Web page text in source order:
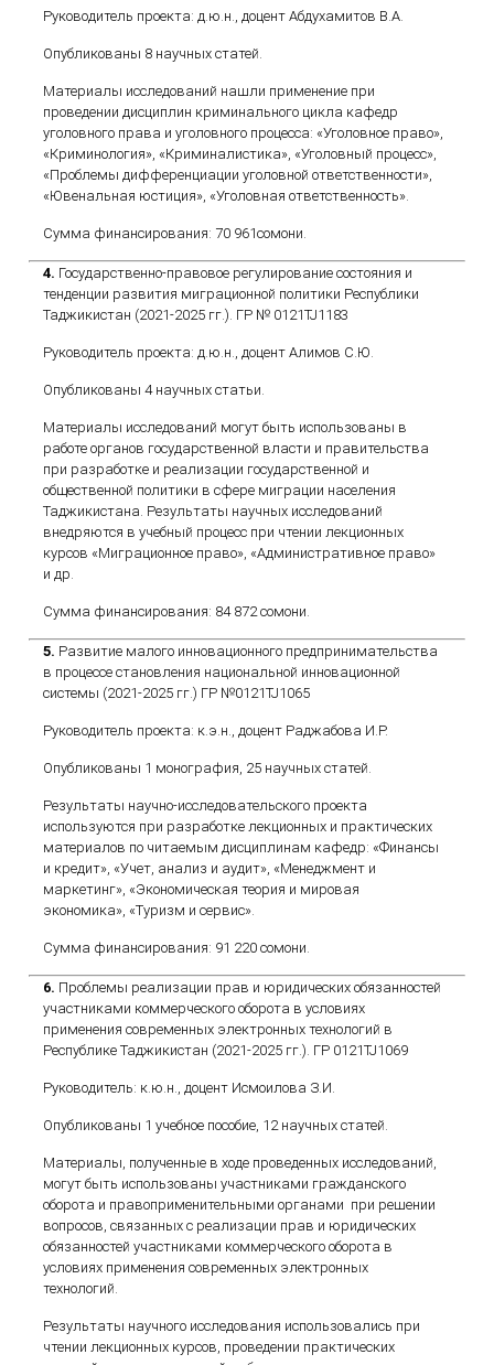
Руководитель проекта: д.ю.н., доцент Абдухамитов В.А.
Опубликованы 8 научных статей.
Материалы исследований нашли применение при
проведении дисциплин криминального цикла кафедр
уголовного права и уголовного процесса: «Уголовное право»,
«Криминология», «Криминалистика», «Уголовный процесс»,
«Проблемы дифференциации уголовной ответственности»,
«Ювенальная юстиция», «Уголовная ответственность».
Сумма финансирования: 70 961сомони.
4. Государственно-правовое регулирование состояния и
тенденции развития миграционной политики Республики
Таджикистан (2021-2025 гг.). ГР № 0121TJ1183
Руководитель проекта: д.ю.н., доцент Алимов С.Ю.
Опубликованы 4 научных статьи.
Материалы исследований могут быть использованы в
работе органов государственной власти и правительства
при разработке и реализации государственной и
общественной политики в сфере миграции населения
Таджикистана. Результаты научных исследований
внедряются в учебный процесс при чтении лекционных
курсов «Миграционное право», «Административное право»
и др.
Сумма финансирования: 84 872 сомони.
5. Развитие малого инновационного предпринимательства
в процессе становления национальной инновационной
системы (2021-2025 гг.) ГР №0121TJ1065
Руководитель проекта: к.э.н., доцент Раджабова И.Р.
Опубликованы 1 монография, 25 научных статей.
Результаты научно-исследовательского проекта
используются при разработке лекционных и практических
материалов по читаемым дисциплинам кафедр: «Финансы
и кредит», «Учет, анализ и аудит», «Менеджмент и
маркетинг», «Экономическая теория и мировая
экономика», «Туризм и сервис».
Сумма финансирования: 91 220 сомони.
6. Проблемы реализации прав и юридических обязанностей
участниками коммерческого оборота в условиях
применения современных электронных технологий в
Республике Таджикистан (2021-2025 гг.). ГР 0121TJ1069
Руководитель: к.ю.н., доцент Исмоилова З.И.
Опубликованы 1 учебное пособие, 12 научных статей.
Материалы, полученные в ходе проведенных исследований,
могут быть использованы участниками гражданского
оборота и правоприменительными органами при решении
вопросов, связанных с реализации прав и юридических
обязанностей участниками коммерческого оборота в
условиях применения современных электронных
технологий.
Результаты научного исследования использовались при
чтении лекционных курсов, проведении практических